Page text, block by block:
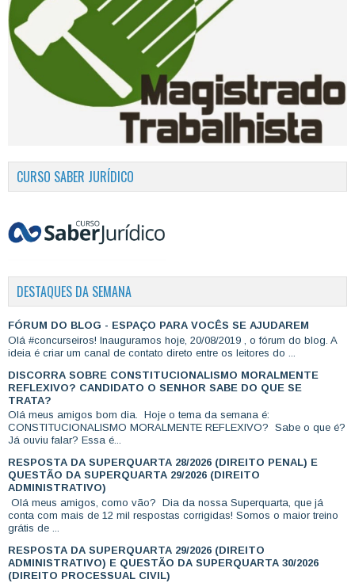
CURSO SABER JURÍDICO
DESTAQUES DA SEMANA
FÓRUM DO BLOG - ESPAÇO PARA VOCÊS SE AJUDAREM
Olá #concurseiros! Inauguramos hoje, 20/08/2019 , o fórum do blog. A
ideia é criar um canal de contato direto entre os leitores do ...
DISCORRA SOBRE CONSTITUCIONALISMO MORALMENTE
REFLEXIVO? CANDIDATO O SENHOR SABE DO QUE SE
TRATA?
Olá meus amigos bom dia. Hoje o tema da semana é:
CONSTITUCIONALISMO MORALMENTE REFLEXIVO? Sabe o que é?
Já ouviu falar? Essa é...
RESPOSTA DA SUPERQUARTA 28/2026 (DIREITO PENAL) E
QUESTÃO DA SUPERQUARTA 29/2026 (DIREITO
ADMINISTRATIVO)
Olá meus amigos, como vão? Dia da nossa Superquarta, que já
conta com mais de 12 mil respostas corrigidas! Somos o maior treino
grátis de ...
RESPOSTA DA SUPERQUARTA 29/2026 (DIREITO
ADMINISTRATIVO) E QUESTÃO DA SUPERQUARTA 30/2026
(DIREITO PROCESSUAL CIVIL)